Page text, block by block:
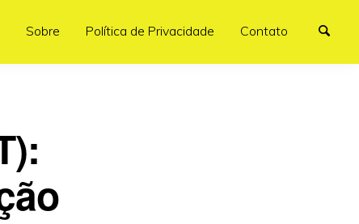
Sobre Política de Privacidade Contato